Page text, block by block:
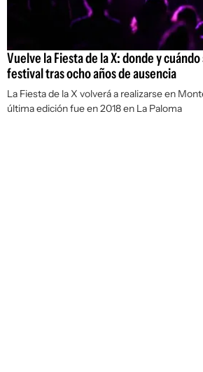
Vuelve la Fiesta de la X: donde y
festival tras ocho años de ausencia
La Fiesta de la X volverá a realizarse en
última edición fue en 2018 en La Paloma